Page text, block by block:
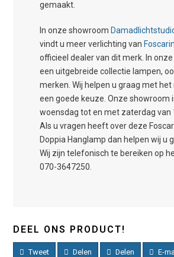
gemaakt.
In onze showroom
vindt u meer verlichting van
officieel dealer van dit merk. In
een uitgebreide collectie lampen,
merken. Wij helpen u graag met het
een goede keuze. Onze showroom
woensdag tot en met zaterdag van
Als u vragen heeft over deze
Doppia Hanglamp dan helpen wij u
Wij zijn telefonisch te bereiken op
070-3647250.
DEEL ONS PRODUCT!
Tweet Delen Delen E-